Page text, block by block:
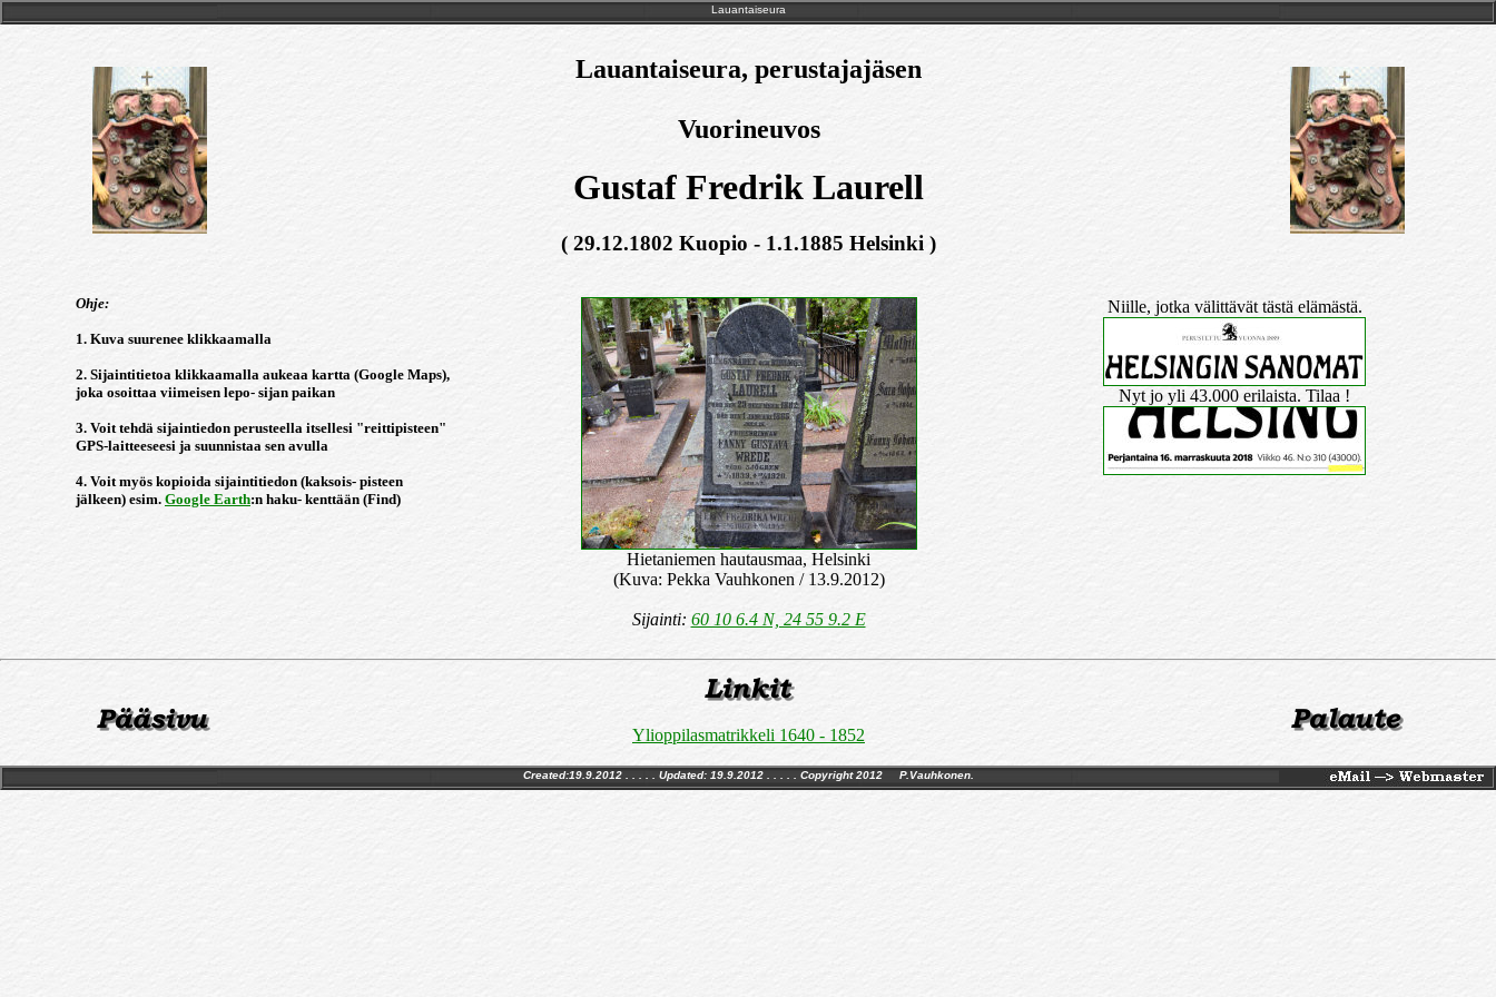
Lauantaiseura
Lauantaiseura, perustajajäsen
Vuorineuvos
Gustaf Fredrik Laurell
( 29.12.1802 Kuopio - 1.1.1885 Helsinki )
Ohje:
1. Kuva suurenee klikkaamalla
2. Sijaintitietoa klikkaamalla aukeaa kartta (Google Maps),
joka osoittaa viimeisen lepo- sijan paikan
3. Voit tehdä sijaintiedon perusteella itsellesi "reittipisteen"
GPS-laitteeseesi ja suunnistaa sen avulla
4. Voit myös kopioida sijaintitiedon (kaksois- pisteen
jälkeen) esim. Google Earth:n haku- kenttään (Find)
Hietaniemen hautausmaa, Helsinki
(Kuva: Pekka Vauhkonen / 13.9.2012)
Sijainti: 60 10 6.4 N, 24 55 9.2 E
Niille, jotka välittävät tästä elämästä.
Nyt jo yli 43.000 erilaista. Tilaa !
Ylioppilasmatrikkeli 1640 - 1852
Created:19.9.2012 . . . . . Updated: 19.9.2012. . . . . Copyright 2012 P.Vauhkonen.